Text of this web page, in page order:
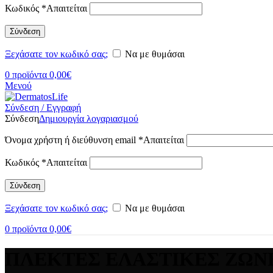
Κωδικός *Απαιτείται
Σύνδεση
Ξεχάσατε τον κωδικό σας;
Να με θυμάσαι
0 προϊόντα 0,00€
Μενού
Σύνδεση / Εγγραφή
ΣύνδεσηΔημιουργία λογαριασμού
Όνομα χρήστη ή διεύθυνση email *Απαιτείται
Κωδικός *Απαιτείται
Σύνδεση
Ξεχάσατε τον κωδικό σας;
Να με θυμάσαι
0 προϊόντα 0,00€